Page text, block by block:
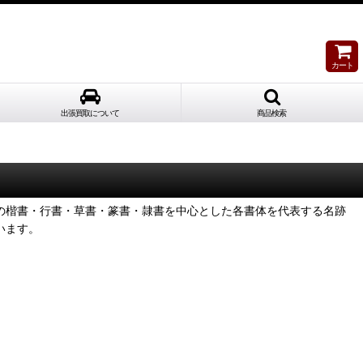
カート
出張買取について 商品検索
書・行書・草書・篆書・隷書を中心とした各書体を代表する名跡
す。